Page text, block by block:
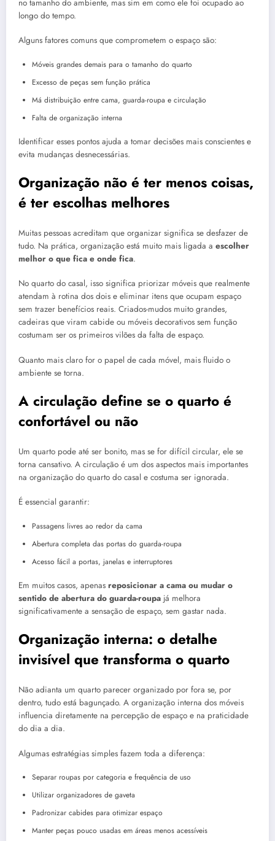
no tamanho do ambiente, mas sim em como ele foi ocupado ao
longo do tempo.
Alguns fatores comuns que comprometem o espaço são:
Móveis grandes demais para o tamanho do quarto
Excesso de peças sem função prática
Má distribuição entre cama, guarda-roupa e circulação
Falta de organização interna
Identificar esses pontos ajuda a tomar decisões mais conscientes e
evita mudanças desnecessárias.
Organização não é ter menos coisas,
é ter escolhas melhores
Muitas pessoas acreditam que organizar significa se desfazer de
tudo. Na prática, organização está muito mais ligada a escolher
melhor o que fica e onde fica.
No quarto do casal, isso significa priorizar móveis que realmente
atendam à rotina dos dois e eliminar itens que ocupam espaço
sem trazer benefícios reais. Criados-mudos muito grandes,
cadeiras que viram cabide ou móveis decorativos sem função
costumam ser os primeiros vilões da falta de espaço.
Quanto mais claro for o papel de cada móvel, mais fluido o
ambiente se torna.
A circulação define se o quarto é
confortável ou não
Um quarto pode até ser bonito, mas se for difícil circular, ele se
torna cansativo. A circulação é um dos aspectos mais importantes
na organização do quarto do casal e costuma ser ignorada.
É essencial garantir:
Passagens livres ao redor da cama
Abertura completa das portas do guarda-roupa
Acesso fácil a portas, janelas e interruptores
Em muitos casos, apenas reposicionar a cama ou mudar o
sentido de abertura do guarda-roupa já melhora
significativamente a sensação de espaço, sem gastar nada.
Organização interna: o detalhe
invisível que transforma o quarto
Não adianta um quarto parecer organizado por fora se, por
dentro, tudo está bagunçado. A organização interna dos móveis
influencia diretamente na percepção de espaço e na praticidade
do dia a dia.
Algumas estratégias simples fazem toda a diferença:
Separar roupas por categoria e frequência de uso
Utilizar organizadores de gaveta
Padronizar cabides para otimizar espaço
Manter peças pouco usadas em áreas menos acessíveis